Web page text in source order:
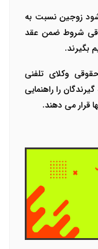
زوجین نسبت به
شروط ضمن عقد
بگیرند.
وکلای تلفنی
را راهنمایی
قرار می دهند.